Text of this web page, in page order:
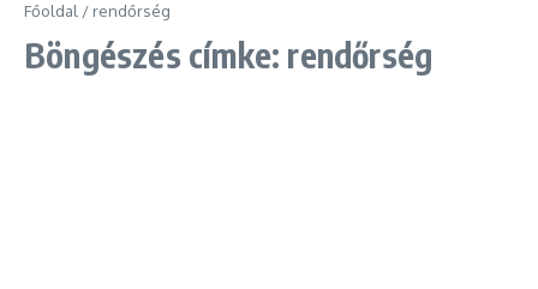
Főoldal / rendőrség
Böngészés címke: rendőrség